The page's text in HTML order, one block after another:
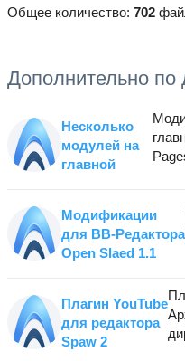
Общее количество: 702
Дополнительно по
Несколько
модулей на
главной
Модификации
для BB-Редактора
Open Slaed 1.1
Плагин YouTube
для редактора
Spaw 2